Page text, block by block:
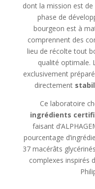
dont la mission est
phase de
bourgeon est à
comprennent des
lieu de récolte tout
qualité optimale.
exclusivement
directement
Ce laboratoire
ingrédients
faisant
pourcentage
37 macérâts
complexes inspirés